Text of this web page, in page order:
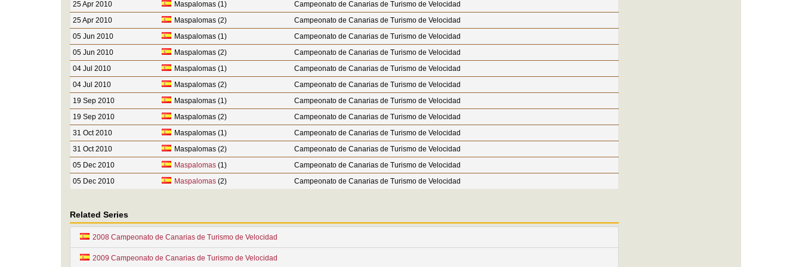
25 Apr 2010
Maspalomas (1)
Campeonato de Canarias de Turismo de Velocidad
25 Apr 2010
Maspalomas (2)
Campeonato de Canarias de Turismo de Velocidad
05 Jun 2010
Maspalomas (1)
Campeonato de Canarias de Turismo de Velocidad
05 Jun 2010
Maspalomas (2)
Campeonato de Canarias de Turismo de Velocidad
04 Jul 2010
Maspalomas (1)
Campeonato de Canarias de Turismo de Velocidad
04 Jul 2010
Maspalomas (2)
Campeonato de Canarias de Turismo de Velocidad
19 Sep 2010
Maspalomas (1)
Campeonato de Canarias de Turismo de Velocidad
19 Sep 2010
Maspalomas (2)
Campeonato de Canarias de Turismo de Velocidad
31 Oct 2010
Maspalomas (1)
Campeonato de Canarias de Turismo de Velocidad
31 Oct 2010
Maspalomas (2)
Campeonato de Canarias de Turismo de Velocidad
05 Dec 2010
Maspalomas(1)
Campeonato de Canarias de Turismo de Velocidad
05 Dec 2010
Maspalomas(2) Campeonato de Canarias de Turismo de Velocidad
Related Series
2008 Campeonato de Canarias de Turismo de Velocidad
2009 Campeonato de Canarias de Turismo de Velocidad